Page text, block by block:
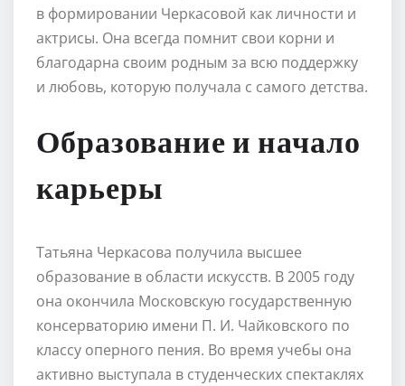
в формировании Черкасовой как личности и
актрисы. Она всегда помнит свои корни и
благодарна своим родным за всю поддержку
и любовь, которую получала с самого детства.
Образование и начало
карьеры
Татьяна Черкасова получила высшее
образование в области искусств. В 2005 году
она окончила Московскую государственную
консерваторию имени П. И. Чайковского по
классу оперного пения. Во время учебы она
активно выступала в студенческих спектаклях